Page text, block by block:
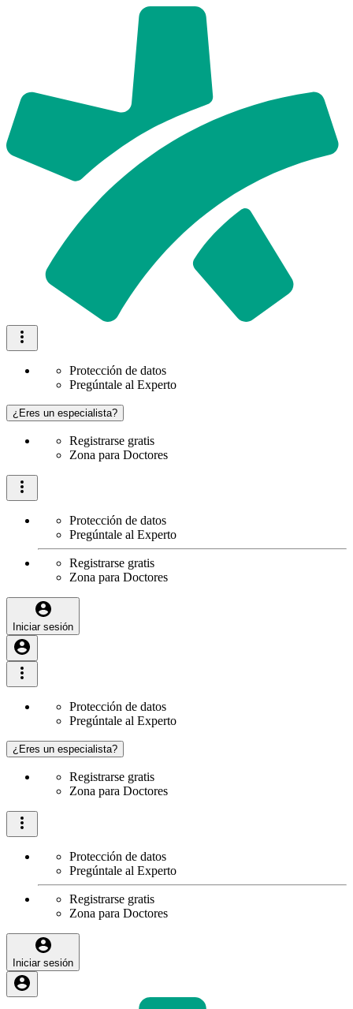
Protección de datos
Pregúntale al Experto
¿Eres un especialista?
Registrarse gratis
Zona para Doctores
Protección de datos
Pregúntale al Experto
Registrarse gratis
Zona para Doctores
Iniciar sesión
Protección de datos
Pregúntale al Experto
¿Eres un especialista?
Registrarse gratis
Zona para Doctores
Protección de datos
Pregúntale al Experto
Registrarse gratis
Zona para Doctores
Iniciar sesión